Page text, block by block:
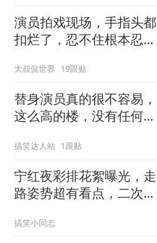
演员拍戏现场，手指头都
扣烂了，忍不住根本忍不
大叔侃世界 19跟贴
替身演员真的很不容易，
这么高的楼，没有任何防
搞笑达人站 1跟贴
宁红夜彩排花絮曝光，走
路姿势超有看点，二次元
搞笑小同志